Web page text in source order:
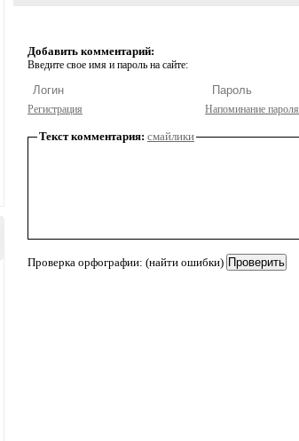
Добавить комментарий:
Введите свое имя и пароль на сайте:
Регистрация Напоминание пароля
Текст комментария: смайлики
Проверка орфографии: (найти ошибки)